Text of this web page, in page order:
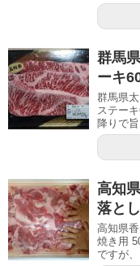
群馬
ーキ
群馬県
ステー
降りで
高知
落と
高知県
焼き用
ですが